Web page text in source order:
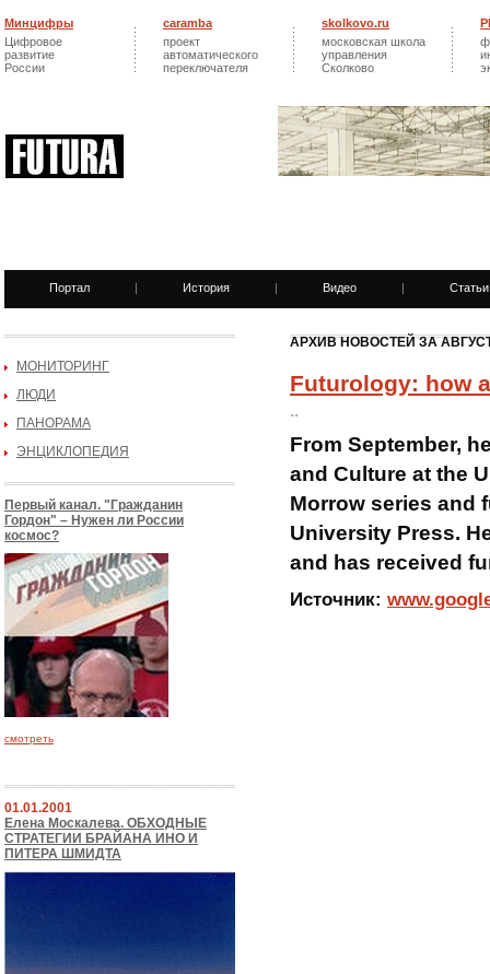
Минцифры
Цифровое
развитие
России
caramba
проект
автоматического
переключателя
skolkovo.ru
московская школа
управления
Сколково
Портал | История | Видео | Статьи
МОНИТОРИНГ
ЛЮДИ
ПАНОРАМА
ЭНЦИКЛОПЕДИЯ
Первый канал. "Гражданин
Гордон" – Нужен ли России
космос?
смотреть
01.01.2001
Елена Москалева. ОБХОДНЫЕ
СТРАТЕГИИ БРАЙАНА ИНО И
ПИТЕРА ШМИДТА
АРХИВ НОВОСТЕЙ ЗА
Futurology: how
..
From September,
and Culture at the
Morrow series and
University Press.
and has received
Источник: